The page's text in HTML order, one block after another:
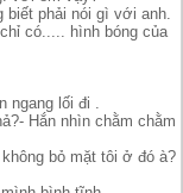
biết phải nói gì với anh.
có..... hình bóng của
lối đi .
Hắn nhìn chằm chằm
bỏ mặt tôi ở đó à?